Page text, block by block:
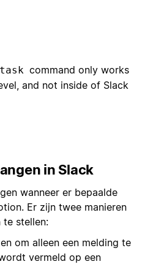
command only works
and not inside of Slack
in Slack
wanneer er bepaalde
Er zijn twee manieren
te stellen:
om alleen een melding te
vermeld op een